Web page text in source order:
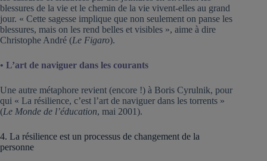
blessures de la vie et le chemin de la vie vivent-elles au grand
jour. « Cette sagesse implique que non seulement on panse les
blessures, mais on les rend belles et visibles », aime à dire
Christophe André (Le Figaro).
• L’art de naviguer dans les courants
Une autre métaphore revient (encore !) à Boris Cyrulnik, pour
qui « La résilience, c’est l’art de naviguer dans les torrents »
(Le Monde de l’éducation, mai 2001).
4. La résilience est un processus de changement de la
personne